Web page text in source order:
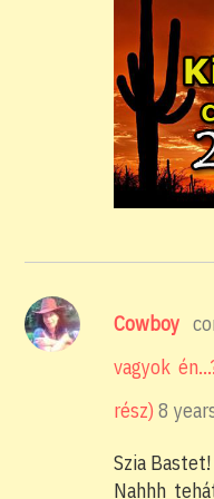
Cowboy
vagyok
rész) 8
Szia Bastet!
Nahhh